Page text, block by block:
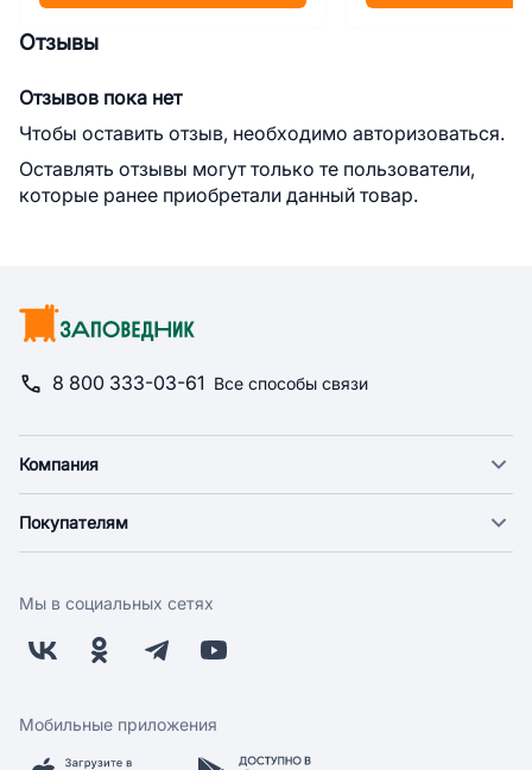
Отзывы
Отзывов пока нет
Чтобы оставить отзыв, необходимо авторизоваться.
Оставлять отзывы могут только те пользователи,
которые ранее приобретали данный товар.
8 800 333-03-61 Все способы связи
Компания
Новости
Поставщикам
Заводчикам
Обратная связь
Покупателям
Оплата
Бонусная программа
Скидки и акции
Мы в социальных сетях
Мобильные приложения